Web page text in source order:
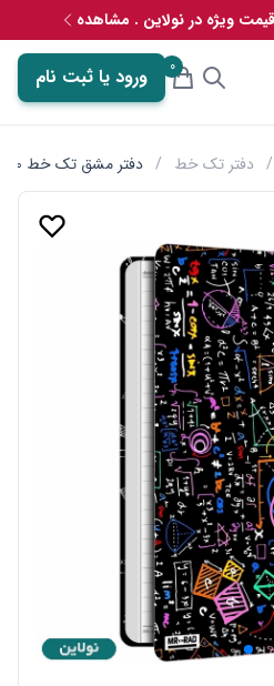
ویژه در نولاین . مشاهده
0 ورود یا ثبت نام
/ دفتر تک خط / دفتر مشق تک خط 50 برگ مستر راد طرح فیزیک کد 1719